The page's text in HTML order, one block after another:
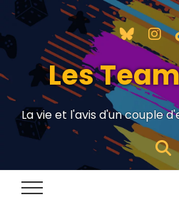
Les
La vie et l'avis d'un couple